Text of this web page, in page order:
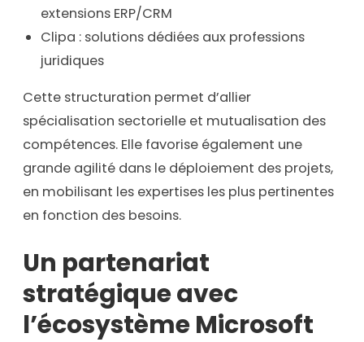
extensions ERP/CRM
Clipa : solutions dédiées aux professions
juridiques
Cette structuration permet d’allier
spécialisation sectorielle et mutualisation des
compétences. Elle favorise également une
grande agilité dans le déploiement des projets,
en mobilisant les expertises les plus pertinentes
en fonction des besoins.
Un partenariat
stratégique avec
l’écosystème Microsoft